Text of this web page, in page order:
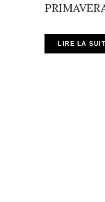
LIRE LA